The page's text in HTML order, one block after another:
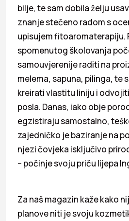
bilje, te sam dobila želju
znanje stečeno radom s
upisujem fitoaromaterapiju.
spomenutog školovanja
samouvjerenije raditi na
melema, sapuna, pilinga, te
kreirati vlastitu liniju i
posla. Danas, iako obje
egzistiraju samostalno,
zajedničko je baziranje na
njezi čovjeka isključivo
– počinje svoju priču lijepa
Za naš magazin kaže kako
planove niti je svoju